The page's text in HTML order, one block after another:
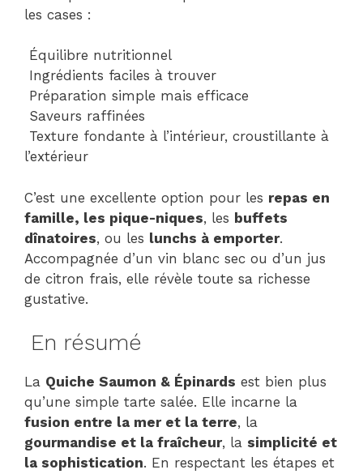
les cases :
Équilibre nutritionnel
Ingrédients faciles à trouver
Préparation simple mais efficace
Saveurs raffinées
Texture fondante à l’intérieur, croustillante à
l’extérieur
C’est une excellente option pour les repas en
famille, les pique-niques, les buffets
dînatoires, ou les lunchs à emporter.
Accompagnée d’un vin blanc sec ou d’un jus
de citron frais, elle révèle toute sa richesse
gustative.
En résumé
La Quiche Saumon & Épinards est bien plus
qu’une simple tarte salée. Elle incarne la
fusion entre la mer et la terre, la
gourmandise et la fraîcheur, la simplicité et
la sophistication. En respectant les étapes et